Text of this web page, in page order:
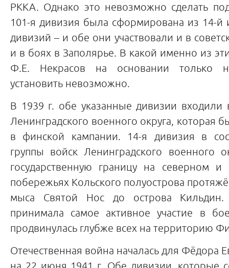
РККА. Однако это невозможно сделать
101-я дивизия была сформирована из 14-й
дивизий – и обе они участвовали и в
и в боях в Заполярье. В какой именно из
Ф.Е. Некрасов на основании только
установить невозможно.
В 1939 г. обе указанные дивизии входили
Ленинградского военного округа, которая
в финской кампании. 14-я дивизия в
группы войск Ленинградского военного
государственную границу на северном и
побережьях Кольского полуострова
мыса Святой Нос до острова
принимала самое активное участие в
продвинулась глубже всех на территорию
Отечественная война началась для Фёдора
на 22 июня 1941 г. Обе дивизии, которые